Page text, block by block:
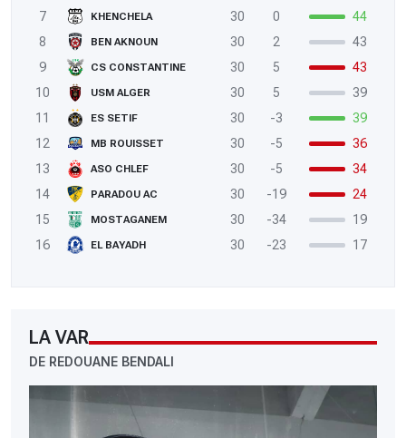
7
KHENCHELA 30 0
44
8
BEN AKNOUN 30 2
43
9
CS CONSTANTINE 30 5
43
10
USM ALGER 30 5
39
11
ES SETIF 30 -3
39
12
MB ROUISSET 30 -5
36
13
ASO CHLEF 30 -5
34
14
PARADOU AC 30 -19
24
15
MOSTAGANEM 30 -34
19
16
EL BAYADH 30 -23 17
LA VAR
DE REDOUANE BENDALI